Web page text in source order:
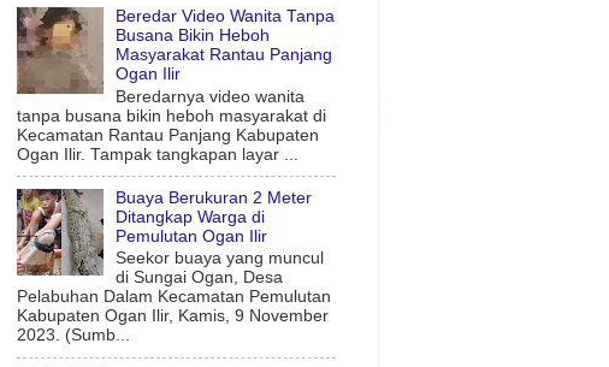
Beredar Video Wanita Tanpa
Busana Bikin Heboh
Masyarakat Rantau Panjang
Ogan Ilir
Beredarnya video wanita
tanpa busana bikin heboh masyarakat di
Kecamatan Rantau Panjang Kabupaten
Ogan Ilir. Tampak tangkapan layar ...
Buaya Berukuran 2 Meter
Ditangkap Warga di
Pemulutan Ogan Ilir
Seekor buaya yang muncul
di Sungai Ogan, Desa
Pelabuhan Dalam Kecamatan Pemulutan
Kabupaten Ogan Ilir, Kamis, 9 November
2023. (Sumb...